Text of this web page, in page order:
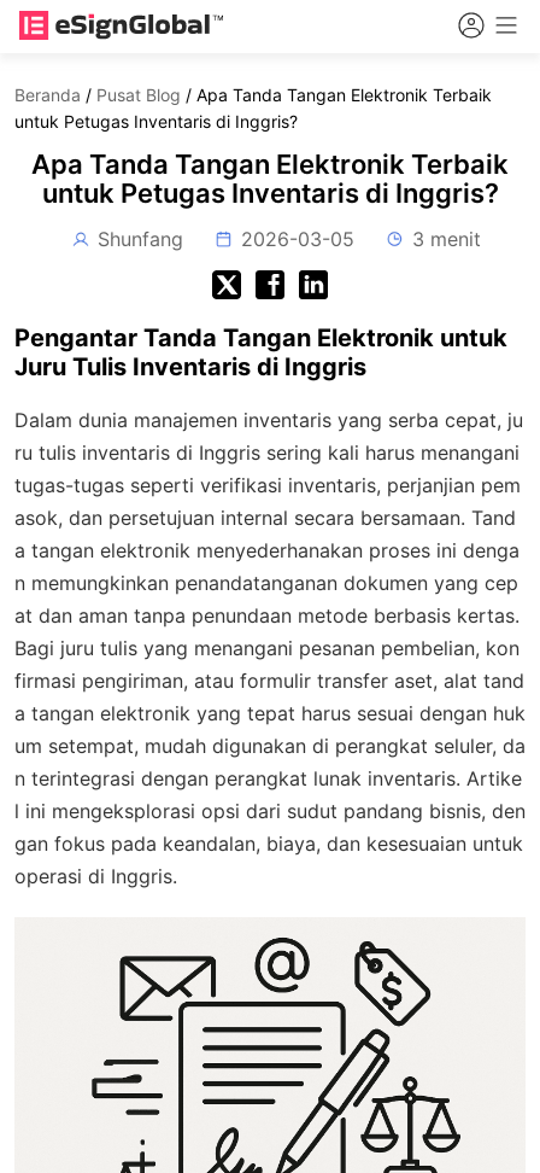
Beranda / Pusat Blog / Apa Tanda Tangan Elektronik Terbaik
untuk Petugas Inventaris di Inggris?
Apa Tanda Tangan Elektronik Terbaik
untuk Petugas Inventaris di Inggris?
Shunfang 2026-03-05 3 menit
Pengantar Tanda Tangan Elektronik untuk
Juru Tulis Inventaris di Inggris
Dalam dunia manajemen inventaris yang serba cepat, ju
ru tulis inventaris di Inggris sering kali harus menangani
tugas-tugas seperti verifikasi inventaris, perjanjian pem
asok, dan persetujuan internal secara bersamaan. Tand
a tangan elektronik menyederhanakan proses ini denga
n memungkinkan penandatanganan dokumen yang cep
at dan aman tanpa penundaan metode berbasis kertas.
Bagi juru tulis yang menangani pesanan pembelian, kon
firmasi pengiriman, atau formulir transfer aset, alat tand
a tangan elektronik yang tepat harus sesuai dengan huk
um setempat, mudah digunakan di perangkat seluler, da
n terintegrasi dengan perangkat lunak inventaris. Artike
l ini mengeksplorasi opsi dari sudut pandang bisnis, den
gan fokus pada keandalan, biaya, dan kesesuaian untuk
operasi di Inggris.